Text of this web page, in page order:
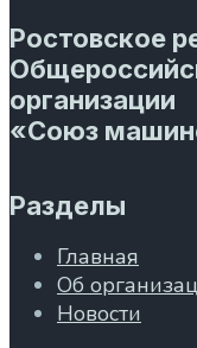
Ростовское
организации
«Союз
Разделы
Главная
Об
Новости